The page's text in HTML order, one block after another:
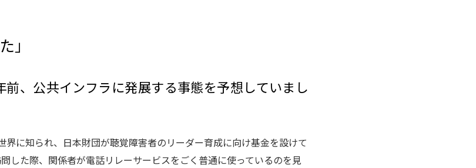
」
、公共インフラに発展する事態を予想していまし
界に知られ、日本財団が聴覚障害者のリーダー育成に向け基金を設けて
した際、関係者が電話リレーサービスをごく普通に使っているのを見